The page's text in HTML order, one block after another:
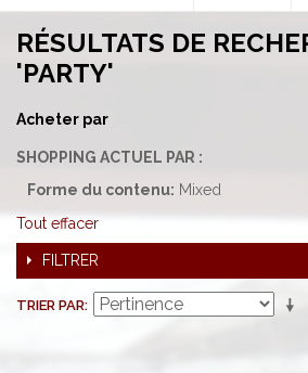
RÉSULTATS DE
'PARTY'
Acheter par
SHOPPING ACTUEL PAR :
Forme du contenu: Mixed
Tout effacer
FILTRER
TRIER PAR